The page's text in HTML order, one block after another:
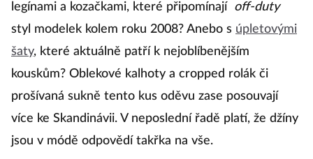
legínami a kozačkami, které připomínají
off-duty
styl modelek kolem roku 2008? Anebo s úpletovými
šaty, které aktuálně patří k nejoblíbenějším
kouskům? Oblekové kalhoty a cropped rolák či
prošívaná sukně tento kus oděvu zase posouvají
více ke Skandinávii. V neposlední řadě platí, že džíny
jsou v módě odpovědí takřka na vše.